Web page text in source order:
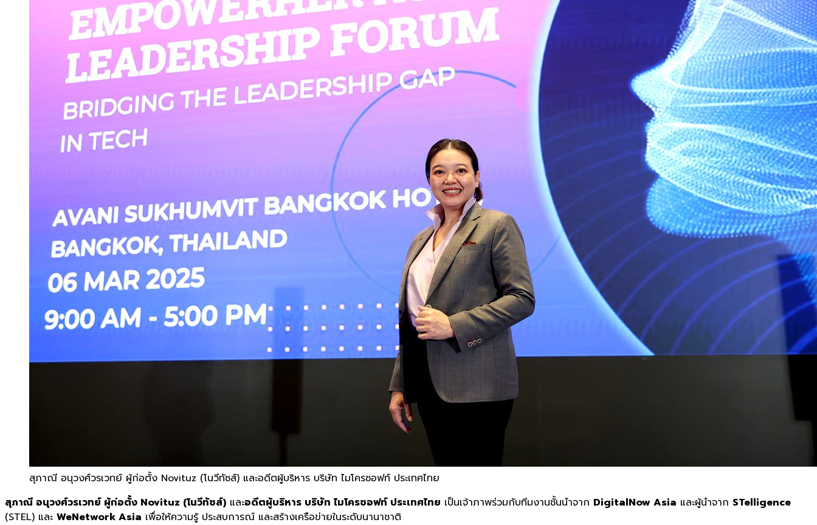
สุภาณี อนุวงศ์วรเวทย์ ผู้ก่อตั้ง Novituz (โนวีทัซส์) และอดีตผู้บริหาร บริษัท ไมโครซอฟท์ ประเทศไทย
สุภาณี อนุวงศ์วรเวทย์ ผู้ก่อตั้ง Novituz (โนวีทัซส์) และอดีตผู้บริหาร บริษัท ไมโครซอฟท์ ประเทศไทย เป็นเจ้าภาพร่วมกับทีมงานชั้นนำจาก DigitalNow Asia และผู้นำจาก STelligence
(STEL) และ WeNetwork Asia เพื่อให้ความรู้ ประสบการณ์ และสร้างเครือข่ายในระดับนานาชาติ